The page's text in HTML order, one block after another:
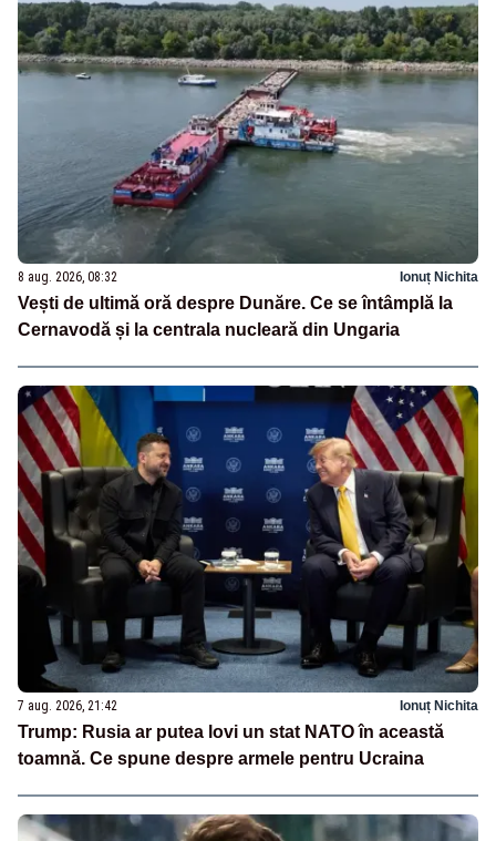
8 aug. 2026, 08:32 Ionuț Nichita
Vești de ultimă oră despre Dunăre. Ce se întâmplă la
Cernavodă și la centrala nucleară din Ungaria
7 aug. 2026, 21:42 Ionuț Nichita
Trump: Rusia ar putea lovi un stat NATO în această
toamnă. Ce spune despre armele pentru Ucraina